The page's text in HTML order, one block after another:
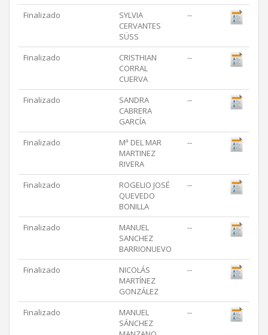
Finalizado
SYLVIA
CERVANTES
SÜSS
--
Finalizado
CRISTHIAN
CORRAL
CUERVA
--
Finalizado
SANDRA
CABRERA
GARCÍA
--
Finalizado
Mª DEL MAR
MARTINEZ
RIVERA
--
Finalizado
ROGELIO JOSÉ
QUEVEDO
BONILLA
--
Finalizado
MANUEL
SANCHEZ
BARRIONUEVO
--
Finalizado
NICOLÁS
MARTÍNEZ
GONZÁLEZ
--
Finalizado
MANUEL
SÁNCHEZ
--